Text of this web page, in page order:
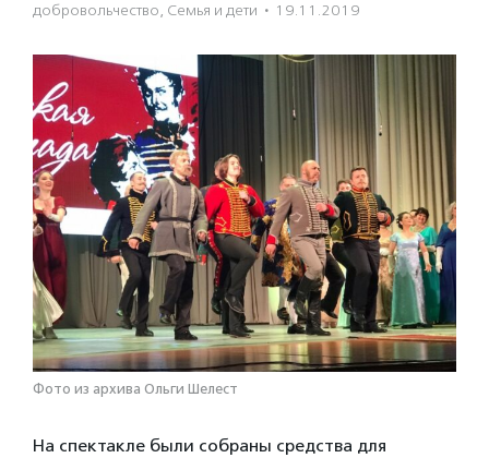
доброволь­чест­во, Семья и дети · 19.11.2019
Фото из архива Ольги Шелест
На спектакле были собраны средства для